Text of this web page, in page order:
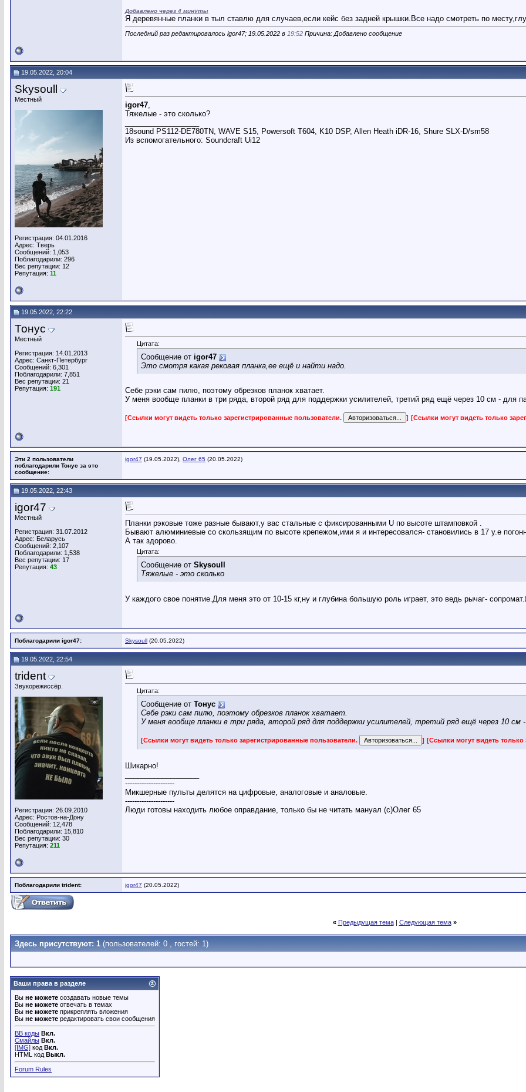
Добавлено через 4 минуты
Я деревянные планки в тыл ставлю для случаев,если кейс без задней крышки.Все надо смотреть по
Последний раз редактировалось igor47; 19.05.2022 в 19:52 Причина: Добавлено сообщение
19.05.2022, 20:04
Skysoull
Местный
Регистрация: 04.01.2016
Адрес: Тверь
Сообщений: 1,053
Поблагодарили: 296
Вес репутации: 12
Репутация: 11
igor47,
Тяжелые - это сколько?
18sound PS112-DE780TN, WAVE S15, Powersoft T604, K10 DSP, Allen Heath iDR-16, Shure SLX-D/sm58
Из вспомогательного: Soundcraft Ui12
19.05.2022, 22:22
Тонус
Местный
Регистрация: 14.01.2013
Адрес: Санкт-Петербург
Сообщений: 6,301
Поблагодарили: 7,851
Вес репутации: 21
Репутация: 191
Цитата:
Сообщение от igor47
Это смотря какая рековая планка,ее ещё и найти надо.
Себе рэки сам пилю, поэтому обрезков планок хватает.
У меня вообще планки в три ряда, второй ряд для поддержки усилителей, третий ряд ещё через 10 см - для
[Ссылки могут видеть только зарегистрированные пользователи. ] [Ссылки могут видеть только
Эти 2 пользователи
поблагодарили Тонус за это
сообщение:
igor47 (19.05.2022), Олег 65 (20.05.2022)
19.05.2022, 22:43
igor47
Местный
Регистрация: 31.07.2012
Адрес: Беларусь
Сообщений: 2,107
Поблагодарили: 1,538
Вес репутации: 17
Репутация: 43
Планки рэковые тоже разные бывают,у вас стальные с фиксированными U по высоте штамповкой .
Бывают алюминиевые со скользящим по высоте крепежом,ими я и интересовался- становились в 17 у.е
А так здорово.
Цитата:
Сообщение от Skysoull
Тяжелые - это сколько
У каждого свое понятие.Для меня это от 10-15 кг,ну и глубина большую роль играет, это ведь рычаг- сопромат.
Поблагодарили igor47: Skysoull (20.05.2022)
19.05.2022, 22:54
trident
Звукорежиссёр.
Регистрация: 26.09.2010
Адрес: Ростов-на-Дону
Сообщений: 12,478
Поблагодарили: 15,810
Вес репутации: 30
Репутация: 211
Цитата:
Сообщение от Тонус
Себе рэки сам пилю, поэтому обрезков планок хватает.
У меня вообще планки в три ряда, второй ряд для поддержки усилителей, третий ряд ещё через 10
[Ссылки могут видеть только зарегистрированные пользователи. ] [Ссылки могут видеть
Шикарно!
---------------------
Микшерные пульты делятся на цифровые, аналоговые и аналовые.
---------------------
Люди готовы находить любое оправдание, только бы не читать мануал (с)Олег 65
Поблагодарили trident: igor47 (20.05.2022)
« Предыдущая тема| Следующая тема »
Здесь присутствуют: 1 (пользователей: 0 , гостей: 1)
Ваши права в разделе
Вы не можете создавать новые темы
Вы не можете отвечать в темах
Вы не можете прикреплять вложения
Вы не можете редактировать свои сообщения
BB коды Вкл.
Смайлы Вкл.
[IMG] код Вкл.
HTML код Выкл.
Forum Rules